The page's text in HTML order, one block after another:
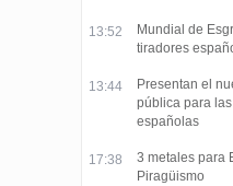
13:52
Mundial de
tiradores
13:44
Presentan el
pública para
españolas
17:38
3 metales para
Piragüismo